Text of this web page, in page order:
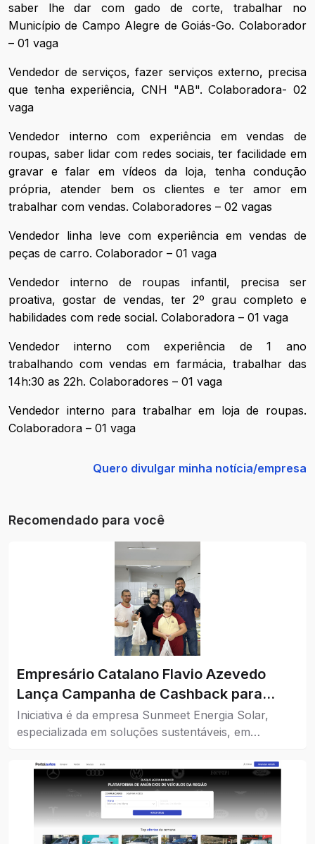
saber lhe dar com gado de corte, trabalhar no
Município de Campo Alegre de Goiás-Go. Colaborador
– 01 vaga
Vendedor de serviços, fazer serviços externo, precisa
que tenha experiência, CNH "AB". Colaboradora- 02
vaga
Vendedor interno com experiência em vendas de
roupas, saber lidar com redes sociais, ter facilidade em
gravar e falar em vídeos da loja, tenha condução
própria, atender bem os clientes e ter amor em
trabalhar com vendas. Colaboradores – 02 vagas
Vendedor linha leve com experiência em vendas de
peças de carro. Colaborador – 01 vaga
Vendedor interno de roupas infantil, precisa ser
proativa, gostar de vendas, ter 2º grau completo e
habilidades com rede social. Colaboradora – 01 vaga
Vendedor interno com experiência de 1 ano
trabalhando com vendas em farmácia, trabalhar das
14h:30 as 22h. Colaboradores – 01 vaga
Vendedor interno para trabalhar em loja de roupas.
Colaboradora – 01 vaga
Quero divulgar minha notícia/empresa
Recomendado para você
Empresário Catalano Flavio Azevedo
Lança Campanha de Cashback para
Impulsionar o Comércio da Cidade
Iniciativa é da empresa Sunmeet Energia Solar,
especializada em soluções sustentáveis, em